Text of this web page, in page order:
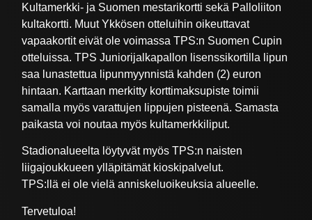
Kultamerkki- ja Suomen mestarikortti sekä Palloliiton
kultakortti. Muut Ykkösen otteluihin oikeuttavat
vapaakortit eivät ole voimassa TPS:n Suomen Cupin
otteluissa. TPS Juniorijalkapallon lisenssikortilla lipun
saa lunastettua lipunmyynnistä kahden (2) euron
hintaan. Karttaan merkitty korttimaksupiste toimii
samalla myös varattujen lippujen pisteenä. Samasta
paikasta voi noutaa myös kultamerkkiliput.
Stadionalueelta löytyvät myös TPS:n naisten
liigajoukkueen ylläpitämät kioskipalvelut.
TPS:llä ei ole vielä anniskeluoikeuksia alueelle.
Tervetuloa!